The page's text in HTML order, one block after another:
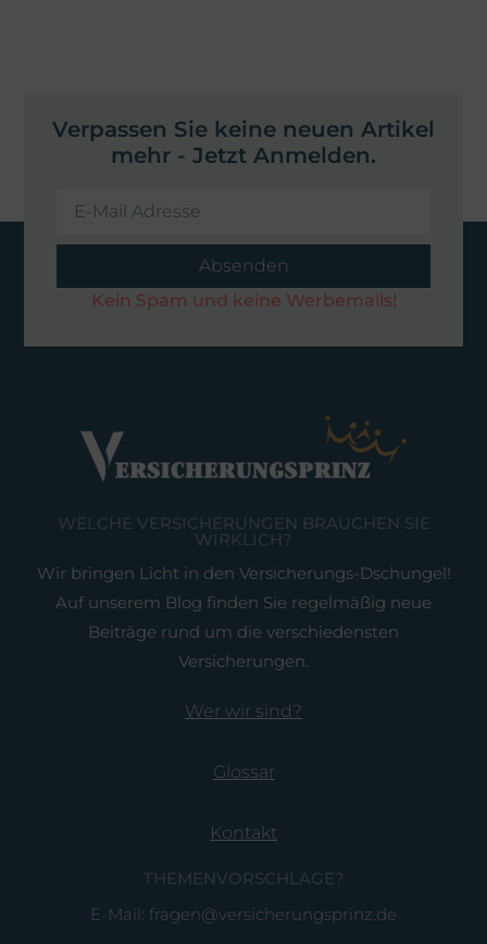
Verpassen Sie keine neuen Artikel
mehr - Jetzt Anmelden.
Absenden
Kein Spam und keine Werbemails!
WELCHE VERSICHERUNGEN BRAUCHEN SIE
WIRKLICH?
Wir bringen Licht in den Versicherungs-Dschungel!
Auf unserem Blog finden Sie regelmäßig neue
Beiträge rund um die verschiedensten
Versicherungen.
Wer wir sind?
Glossar
Kontakt
THEMENVORSCHLÄGE?
E-Mail: fragen@versicherungsprinz.de